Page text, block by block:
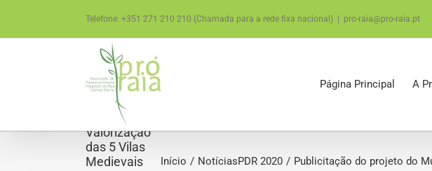
content
Telefone: +351 271 210 210 (Chamada para a rede fixa nacional) pro-raia@pro-raia.pt
Página Principal A
do projeto
Município
do Sabugal
“Consolidar
Valorização
das 5 Vilas
Medievais
Início NotíciasPDR 2020 Publicitação do projeto do